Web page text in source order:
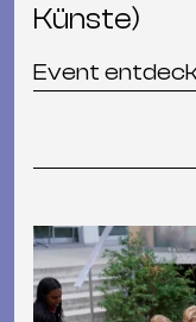
Künste)
Event